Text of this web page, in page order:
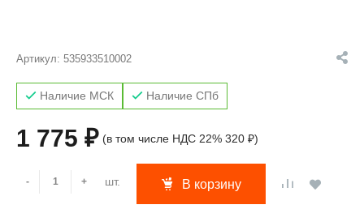
Артикул: 535933510002
Наличие МСК Наличие СПб
1 775 ₽ (в том числе НДС 22% 320 ₽)
- + шт. В корзину